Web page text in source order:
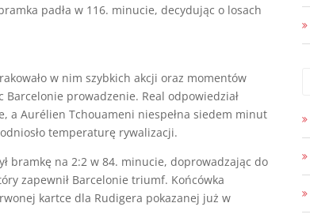
padła w 116. minucie, decydując o losach
w nim szybkich akcji oraz momentów
prowadzenie. Real odpowiedział
a Aurélien Tchouameni niespełna siedem minut
temperaturę rywalizacji.
bramkę na 2:2 w 84. minucie, doprowadzając do
zapewnił Barcelonie triumf. Końcówka
kartce dla Rudigera pokazanej już w